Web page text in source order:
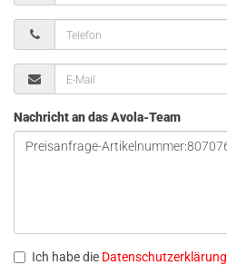
Nachricht an das Avola-Team
Ich habe die Datenschutzerklärung